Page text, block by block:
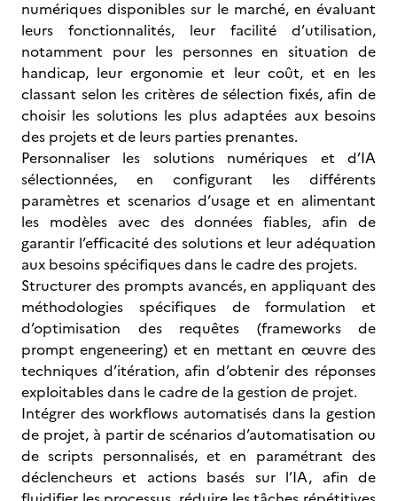
numériques disponibles sur le marché, en évaluant
leurs fonctionnalités, leur facilité d’utilisation,
notamment pour les personnes en situation de
handicap, leur ergonomie et leur coût, et en les
classant selon les critères de sélection fixés, afin de
choisir les solutions les plus adaptées aux besoins
des projets et de leurs parties prenantes.
Personnaliser les solutions numériques et d’IA
sélectionnées, en configurant les différents
paramètres et scenarios d’usage et en alimentant
les modèles avec des données fiables, afin de
garantir l’efficacité des solutions et leur adéquation
aux besoins spécifiques dans le cadre des projets.
Structurer des prompts avancés, en appliquant des
méthodologies spécifiques de formulation et
d’optimisation des requêtes (frameworks de
prompt engeneering) et en mettant en œuvre des
techniques d’itération, afin d’obtenir des réponses
exploitables dans le cadre de la gestion de projet.
Intégrer des workflows automatisés dans la gestion
de projet, à partir de scénarios d’automatisation ou
de scripts personnalisés, et en paramétrant des
déclencheurs et actions basés sur l’IA, afin de